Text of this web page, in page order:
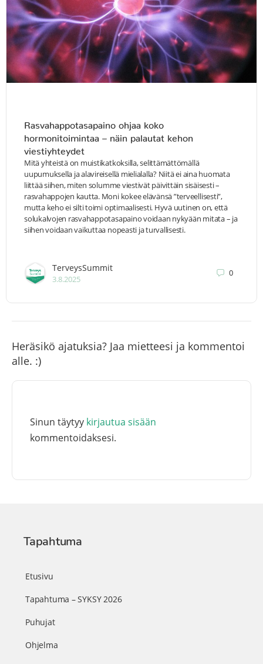
Rasvahappotasapaino ohjaa koko
hormonitoimintaa – näin palautat kehon
viestiyhteydet
Mitä yhteistä on muistikatkoksilla, selittämättömällä
uupumuksella ja alavireisellä mielialalla? Niitä ei aina huomata
liittää siihen, miten solumme viestivät päivittäin sisäisesti –
rasvahappojen kautta. Moni kokee elävänsä ”terveellisesti”,
mutta keho ei silti toimi optimaalisesti. Hyvä uutinen on, että
solukalvojen rasvahappotasapaino voidaan nykyään mitata – ja
siihen voidaan vaikuttaa nopeasti ja turvallisesti.
TerveysSummit
3.8.2025
0
Heräsikö ajatuksia? Jaa mietteesi ja kommentoi
alle. :)
Sinun täytyy kirjautua sisään
kommentoidaksesi.
Tapahtuma
Etusivu
Tapahtuma – SYKSY 2026
Puhujat
Ohjelma